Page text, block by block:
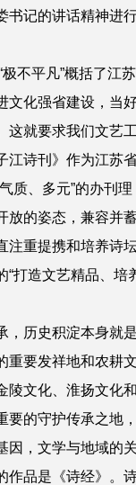
书记的讲话精神进
不平凡”概括了江
文化强省建设，当
这就要求我们文艺
江诗刊》作为江苏
质、多元”的办刊理
放的姿态，兼容并
注重提携和培养诗
“打造文艺精品、培
，历史积淀本身就
重要发祥地和农耕
陵文化、淮扬文化
要的守护传承之地
因，文学与地域的
作品是《诗经》。